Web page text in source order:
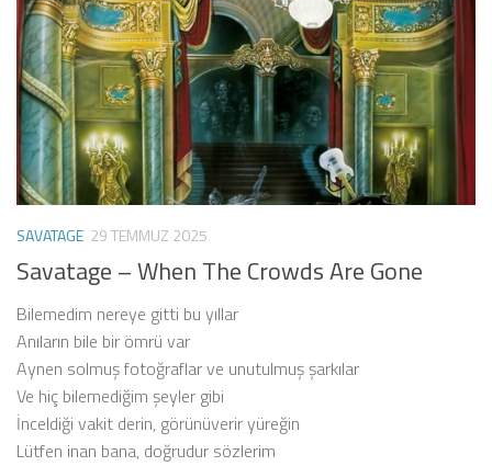
SAVATAGE 29 TEMMUZ 2025
Savatage – When The Crowds Are Gone
Bilemedim nereye gitti bu yıllar
Anıların bile bir ömrü var
Aynen solmuş fotoğraflar ve unutulmuş şarkılar
Ve hiç bilemediğim şeyler gibi
İnceldiği vakit derin, görünüverir yüreğin
Lütfen inan bana, doğrudur sözlerim